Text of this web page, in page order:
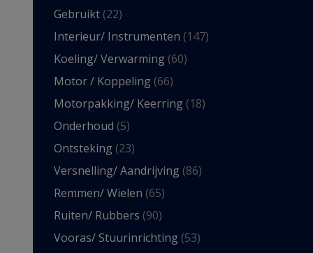
Gebruikt (22)
Interieur/ Instrumenten (147)
Koeling/ Verwarming (60)
Motor / Koppeling (66)
Motorpakking/ Keerring (18)
Onderhoud (5)
Ontsteking (23)
Versnelling/ Aandrijving (86)
Remmen/ Wielen (65)
Ruiten/ Rubbers (90)
Vooras/ Stuurinrichting (53)